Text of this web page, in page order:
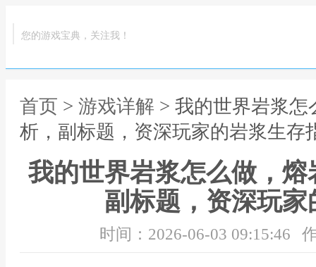
您的游戏宝典，关注我！
首页 > 游戏详解 > 我的世界岩浆
析，副标题，资深玩家的岩浆生存
我的世界岩浆怎么做，
副标题，资深玩
时间：2026-06-03 09:15:46